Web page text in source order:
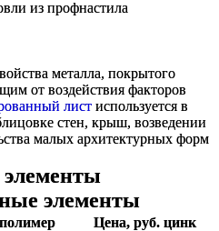
металла, покрытого
от воздействия факторов
лист используется в
стен, крыш, возведении
малых архитектурных форм
элементы
Цена, руб. цинк